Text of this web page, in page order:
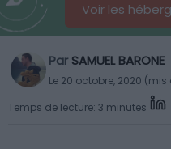
Voir les
Par SAMUEL BARONE
Le 20 octobre, 2020
Temps de lecture: 3 minutes